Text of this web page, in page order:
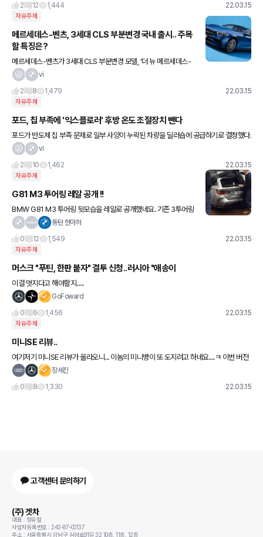
2
12 1,444 22.03.15
자유주제
메르세데스-벤츠, 3세대 CLS 부분변경 국내 출시.. 주목
할 특징은?
메르세데스-벤츠가 3세대 CLS 부분변경 모델, ‘더 뉴 메르세데스-
벤츠 CLS’를 국내 공식 출시했다. 4-도어 쿠페라는 컨셉트로 세련된
vi
2
8 1,479 22.03.15
자유주제
포드, 칩 부족에 '익스플로러' 후방 온도 조절장치 뺀다
포드가 반도체 칩 부족 문제로 일부 사양이 누락된 차량을 딜러숍에 공급하기로 결정했다.
오토블로그 등 외신에 따르면 포드는 F-150 차량을 ‘오토-스톱/스타트’ 기능이 없는 상태
vi
2
10 1,462 22.03.15
자유주제
G81 M3 투어링 레알 공개 !!
BMW G81 M3 투어링 뒷모습을 레알로 공개했네요. 기존 3투어링
의 M버전이라서 크게 특별한건 없지만 .. 실제로 보니 M투어링은 어
동탄 현마허
0
12 1,549 22.03.15
자유주제
머스크 "푸틴, 한판 붙자" 결투 신청..러시아 "애송이
이걸 멋지다고 해야할지.....
GoFoward
0
6 1,456 22.03.15
자유주제
미니SE 리뷰..
여기저기 미니SE 리뷰가 올라오니... 이놈의 미니병이 또 도지려고 하네요....ㅋ 이번 버전
은 주행가능거리 때문에 주저했지만.... 다음 페리나 풀첸되면서 주행가능거리가 250km
장세진
0
8 1,330 22.03.15
고객센터 문의하기
(주) 겟차
대표 : 정유철
사업자등록번호 : 243-87-00137
주소 : 서울특별시 강남구 삼성로91길 32 10층, 11층, 12층